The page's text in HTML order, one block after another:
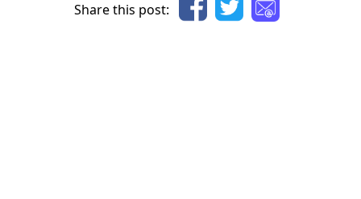
Share this post: